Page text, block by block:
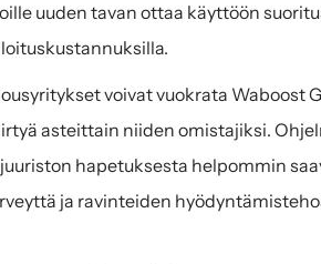
uuden tavan ottaa käyttöön
voivat vuokrata Waboost
asteittain niiden omistajiksi.
hapetuksesta helpommin
ja ravinteiden